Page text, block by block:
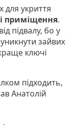
для укриття
приміщення.
підвалу, бо у
зайвих
ключі
підходить,
Анатолій